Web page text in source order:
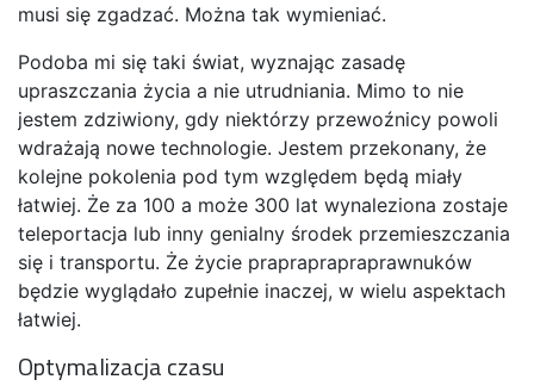
musi się zgadzać. Można tak wymieniać.
Podoba mi się taki świat, wyznając zasadę
upraszczania życia a nie utrudniania. Mimo to nie
jestem zdziwiony, gdy niektórzy przewoźnicy powoli
wdrażają nowe technologie. Jestem przekonany, że
kolejne pokolenia pod tym względem będą miały
łatwiej. Że za 100 a może 300 lat wynaleziona zostaje
teleportacja lub inny genialny środek przemieszczania
się i transportu. Że życie prapraprapraprawnuków
będzie wyglądało zupełnie inaczej, w wielu aspektach
łatwiej.
Optymalizacja czasu